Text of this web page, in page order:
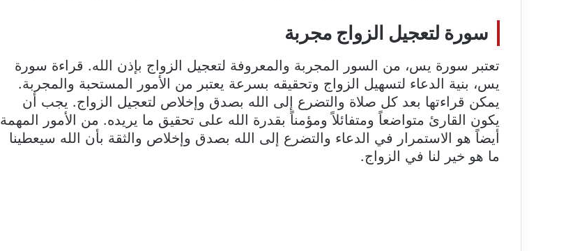
سورة لتعجيل الزواج مجربة
تعتبر سورة يس، من السور المجربة والمعروفة لتعجيل الزواج بإذن الله. قراءة سورة
يس، بنية الدعاء لتسهيل الزواج وتحقيقه بسرعة يعتبر من الأمور المستحبة والمجربة.
يمكن قراءتها بعد كل صلاة والتضرع إلى الله بصدق وإخلاص لتعجيل الزواج. يجب أن
يكون القارئ متواضعاً ومتفائلاً ومؤمناً بقدرة الله على تحقيق ما يريده. من الأمور المهمة
أيضاً هو الاستمرار في الدعاء والتضرع إلى الله بصدق وإخلاص والثقة بأن الله سيعطينا
ما هو خير لنا في الزواج.